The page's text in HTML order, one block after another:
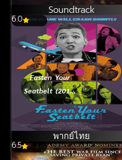
Soundtrack
6.0
Fasten Your
Seatbelt (2013)
นาทีฉุกเฉิน เหิร
ทะลุฟ้า
พากย์ไทย
6.5